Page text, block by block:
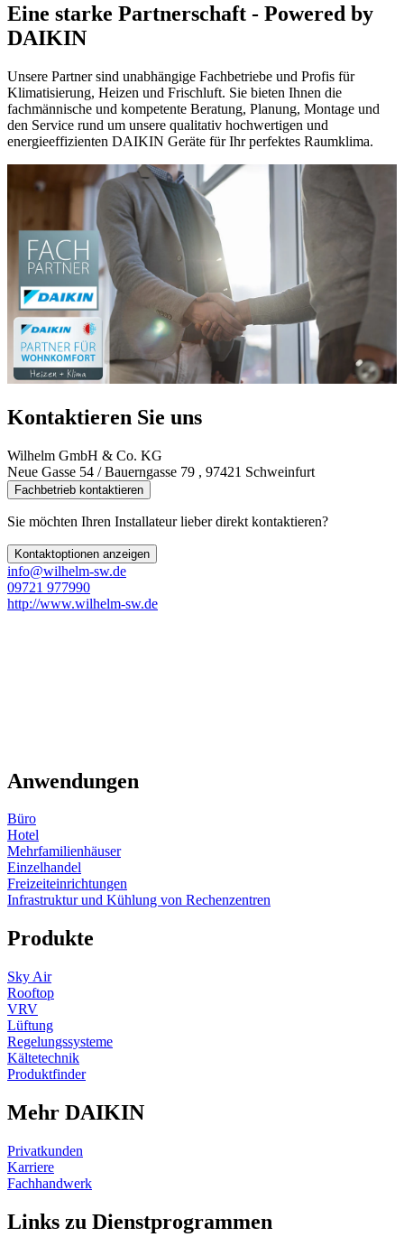
Eine starke Partnerschaft - Powered by
DAIKIN
Unsere Partner sind unabhängige Fachbetriebe und Profis für
Klimatisierung, Heizen und Frischluft. Sie bieten Ihnen die
fachmännische und kompetente Beratung, Planung, Montage und
den Service rund um unsere qualitativ hochwertigen und
energieeffizienten DAIKIN Geräte für Ihr perfektes Raumklima.
Kontaktieren Sie uns
Wilhelm GmbH & Co. KG
Neue Gasse 54 / Bauerngasse 79 , 97421 Schweinfurt
Fachbetrieb kontaktieren
Sie möchten Ihren Installateur lieber direkt kontaktieren?
Kontaktoptionen anzeigen
info@wilhelm-sw.de
09721 977990
http://www.wilhelm-sw.de
Anwendungen
Büro
Hotel
Mehrfamilienhäuser
Einzelhandel
Freizeiteinrichtungen
Infrastruktur und Kühlung von Rechenzentren
Produkte
Sky Air
Rooftop
VRV
Lüftung
Regelungssysteme
Kältetechnik
Produktfinder
Mehr DAIKIN
Privatkunden
Karriere
Fachhandwerk
Links zu Dienstprogrammen